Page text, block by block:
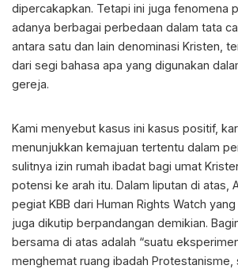
dipercakapkan. Tetapi ini juga fenomena
adanya berbagai perbedaan dalam tata
antara satu dan lain denominasi Kristen,
dari segi bahasa apa yang digunakan
gereja.
Kami menyebut kasus ini kasus positif,
menunjukkan kemajuan tertentu dalam
sulitnya izin rumah ibadat bagi umat
potensi ke arah itu. Dalam liputan di atas,
pegiat KBB dari Human Rights Watch yang
juga dikutip berpandangan demikian.
bersama di atas adalah “suatu
menghemat ruang ibadah Protestanisme,